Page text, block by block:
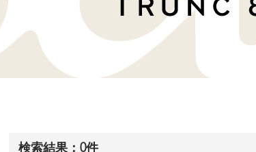
検索結果： 0件